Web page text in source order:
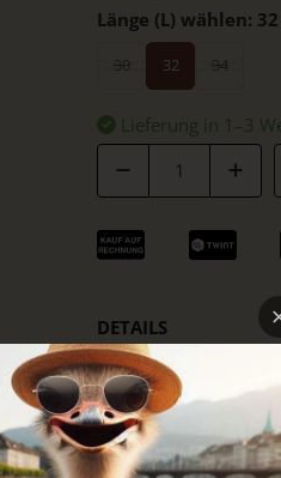
Länge (L) wählen: 32
30 32 34
Lieferung in 1–3
DETAILS
PASSFORM
PFLEGE